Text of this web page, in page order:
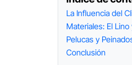
La Influencia del
Materiales: El
Pelucas y
Conclusión